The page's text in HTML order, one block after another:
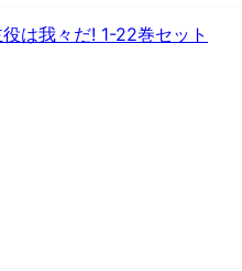
役は我々だ! 1-22巻セット